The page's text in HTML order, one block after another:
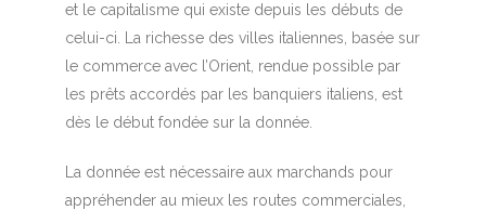
et le capitalisme qui existe depuis les débuts de
celui-ci. La richesse des villes italiennes, basée sur
le commerce avec l’Orient, rendue possible par
les prêts accordés par les banquiers italiens, est
dès le début fondée sur la donnée.
La donnée est nécessaire aux marchands pour
appréhender au mieux les routes commerciales,